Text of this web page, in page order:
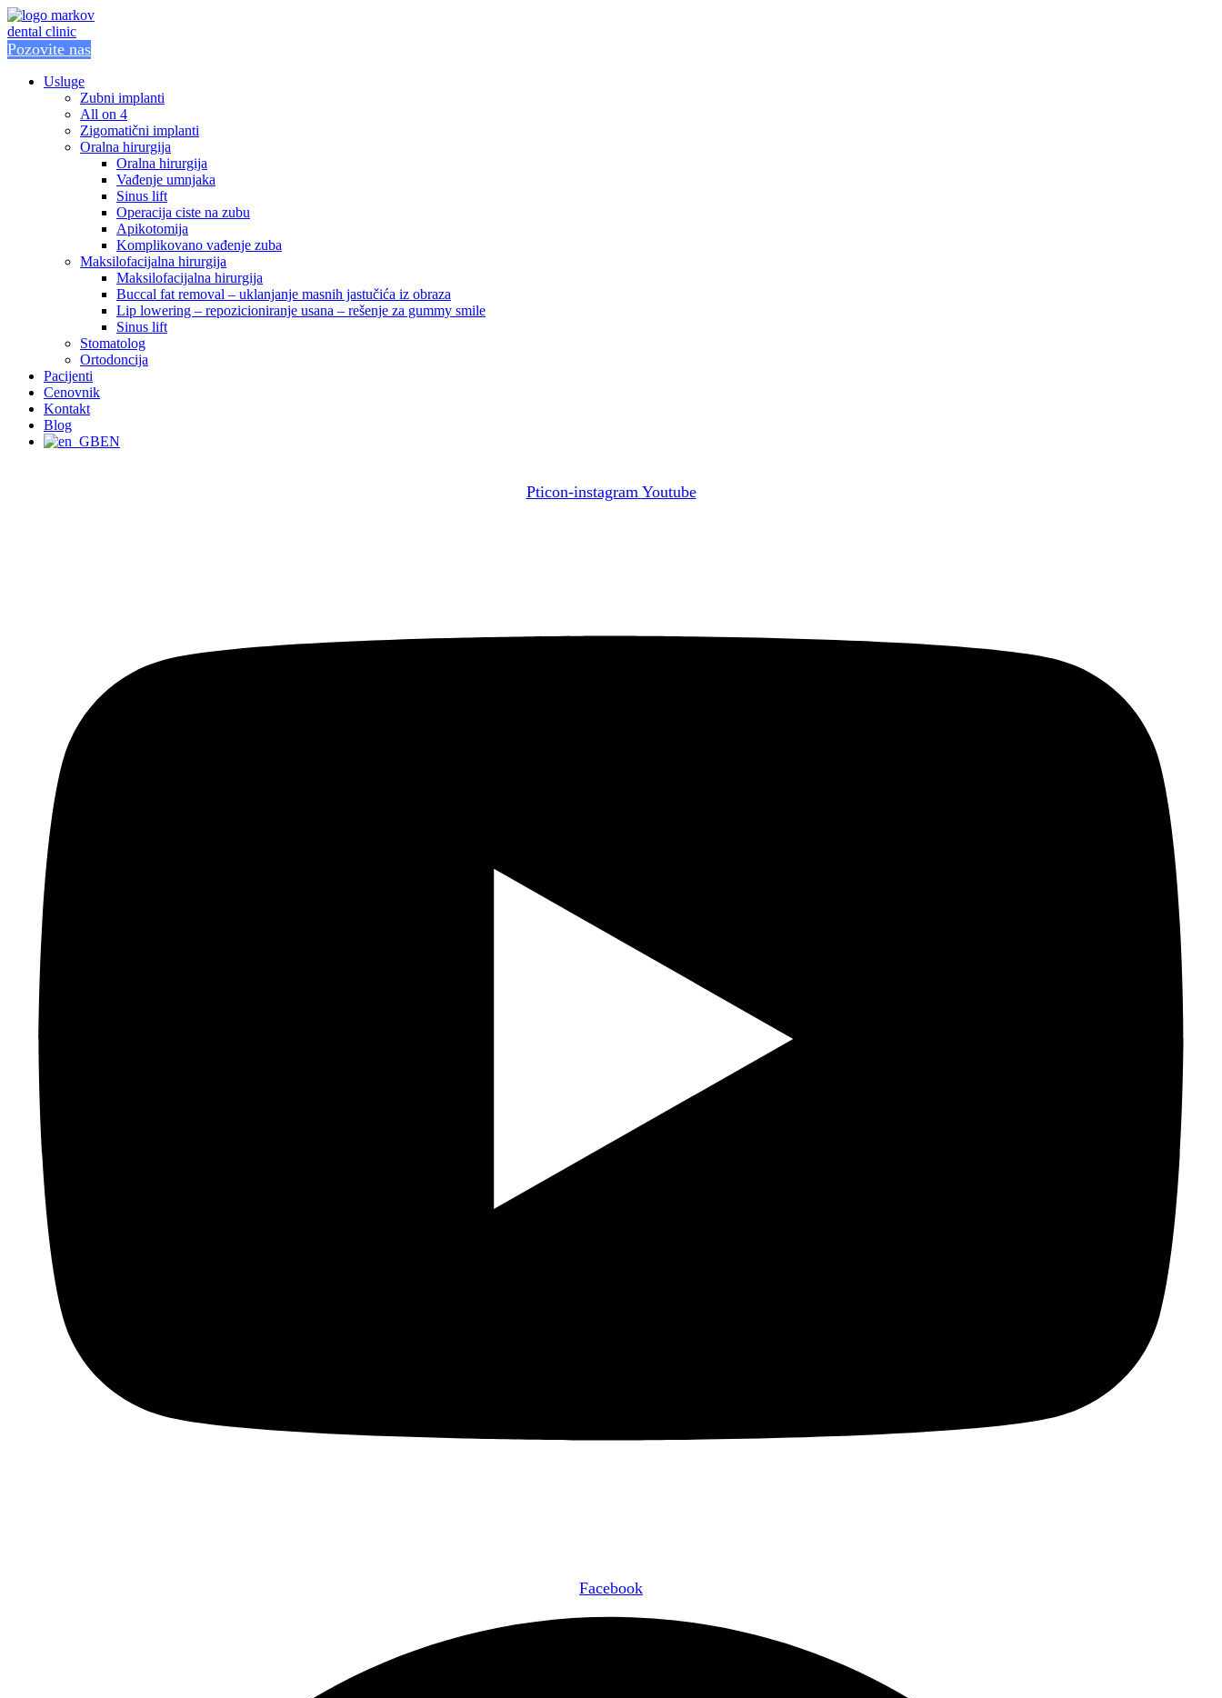
Pozovite nas
Usluge
Zubni implanti
All on 4
Zigomatični implanti
Oralna hirurgija
Oralna hirurgija
Vađenje umnjaka
Sinus lift
Operacija ciste na zubu
Apikotomija
Komplikovano vađenje zuba
Maksilofacijalna hirurgija
Maksilofacijalna hirurgija
Buccal fat removal – uklanjanje masnih jastučića iz obraza
Lip lowering – repozicioniranje usana – rešenje za gummy smile
Sinus lift
Stomatolog
Ortodoncija
Pacijenti
Cenovnik
Kontakt
Blog
EN
Pticon-instagram Youtube
Facebook